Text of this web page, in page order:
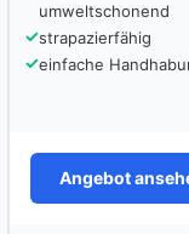
umweltschonend
✓strapazierfähig
✓einfache
Angebot